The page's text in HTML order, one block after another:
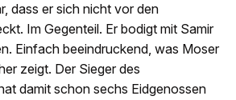
dass er sich nicht vor den
Im Gegenteil. Er bodigt mit Samir
Einfach beeindruckend, was Moser
zeigt. Der Sieger des
damit schon sechs Eidgenossen